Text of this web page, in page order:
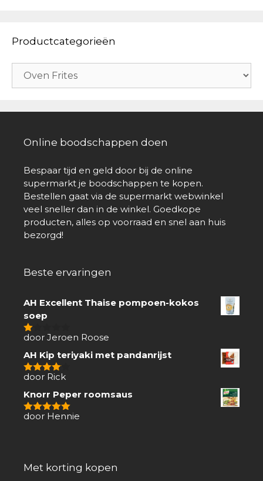
Productcategorieën
Online boodschappen doen
Bespaar tijd en geld door bij de online
supermarkt je boodschappen te kopen.
Bestellen gaat via de supermarkt webwinkel
veel sneller dan in de winkel. Goedkope
producten, alles op voorraad en snel aan huis
bezorgd!
Beste ervaringen
AH Excellent Thaise pompoen-kokos
soep
1
5
door Jeroen Roose
AH Kip teriyaki met pandanrijst
4van 5
door Rick
Knorr Peper roomsaus
5van 5
door Hennie
Met korting kopen